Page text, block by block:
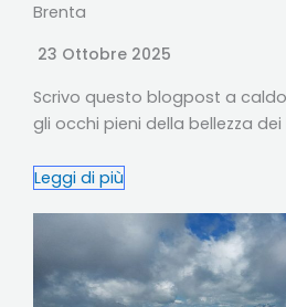
Brenta
23 Ottobre 2025
Scrivo questo blogpost a
gli occhi pieni della bellezza dei
Leggi di più